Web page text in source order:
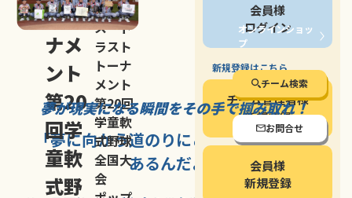
オンラインショッ
プ
チーム検索
お問合せ
停止する
トー
ナメ
ント
第20
回学
童軟
式野
セン
ス・ト
ラスト
トーナ
メント
第20回
学童軟
式野球
全国大
会
会員様
ログイン
新規登録はこちら
チーム管理者様
新規登録
会員様
新規登録
夢が現実になる瞬間をその手で掴み取れ！
「夢に向かう道のりにこそ大きな意味が
あるんだよ」